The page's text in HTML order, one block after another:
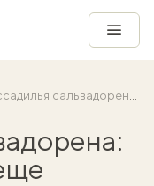
сальвадорена: такого вы точно еще не готовили!